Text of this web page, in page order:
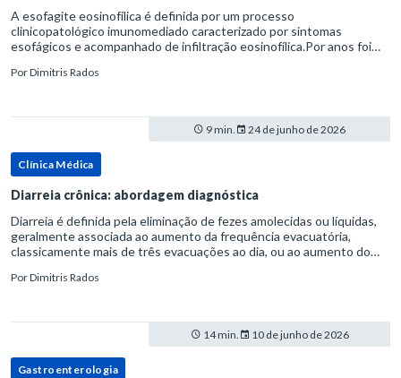
A esofagite eosinofílica é definida por um processo
clinicopatológico imunomediado caracterizado por sintomas
esofágicos e acompanhado de infiltração eosinofílica.Por anos foi
refluxo gastr
PorDimitris Rados
9 min. 24 de junho de 2026
Clínica Médica
Diarreia crônica: abordagem diagnóstica
Diarreia é definida pela eliminação de fezes amolecidas ou líquidas,
geralmente associada ao aumento da frequência evacuatória,
classicamente mais de três evacuações ao dia, ou ao aumento do
PorDimitris Rados
14 min. 10 de junho de 2026
Gastroenterologia